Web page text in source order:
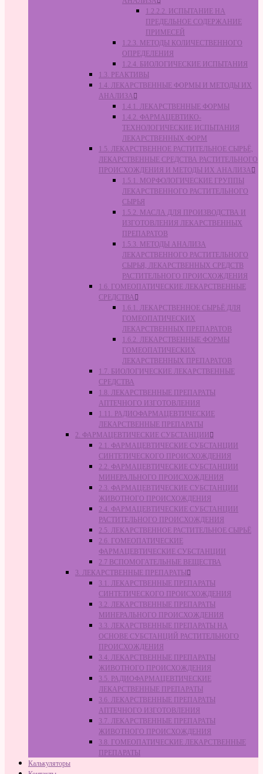
1.2.2.2. ИСПЫТАНИЕ НА
ПРЕДЕЛЬНОЕ СОДЕРЖАНИЕ
ПРИМЕСЕЙ
1.2.3. МЕТОДЫ КОЛИЧЕСТВЕННОГО
ОПРЕДЕЛЕНИЯ
1.2.4. БИОЛОГИЧЕСКИЕ ИСПЫТАНИЯ
1.3. РЕАКТИВЫ
1.4. ЛЕКАРСТВЕННЫЕ ФОРМЫ И МЕТОДЫ ИХ
АНАЛИЗА
1.4.1. ЛЕКАРСТВЕННЫЕ ФОРМЫ
1.4.2. ФАРМАЦЕВТИКО-
ТЕХНОЛОГИЧЕСКИЕ ИСПЫТАНИЯ
ЛЕКАРСТВЕННЫХ ФОРМ
1.5. ЛЕКАРСТВЕННОЕ РАСТИТЕЛЬНОЕ СЫРЬЁ,
ЛЕКАРСТВЕННЫЕ СРЕДСТВА РАСТИТЕЛЬНОГО
ПРОИСХОЖДЕНИЯ И МЕТОДЫ ИХ АНАЛИЗА
1.5.1. МОРФОЛОГИЧЕСКИЕ ГРУППЫ
ЛЕКАРСТВЕННОГО РАСТИТЕЛЬНОГО
СЫРЬЯ
1.5.2. МАСЛА ДЛЯ ПРОИЗВОДСТВА И
ИЗГОТОВЛЕНИЯ ЛЕКАРСТВЕННЫХ
ПРЕПАРАТОВ
1.5.3. МЕТОДЫ АНАЛИЗА
ЛЕКАРСТВЕННОГО РАСТИТЕЛЬНОГО
СЫРЬЯ, ЛЕКАРСТВЕННЫХ СРЕДСТВ
РАСТИТЕЛЬНОГО ПРОИСХОЖДЕНИЯ
1.6. ГОМЕОПАТИЧЕСКИЕ ЛЕКАРСТВЕННЫЕ
СРЕДСТВА
1.6.1. ЛЕКАРСТВЕННОЕ СЫРЬЁ ДЛЯ
ГОМЕОПАТИЧЕСКИХ
ЛЕКАРСТВЕННЫХ ПРЕПАРАТОВ
1.6.2. ЛЕКАРСТВЕННЫЕ ФОРМЫ
ГОМЕОПАТИЧЕСКИХ
ЛЕКАРСТВЕННЫХ ПРЕПАРАТОВ
1.7. БИОЛОГИЧЕСКИЕ ЛЕКАРСТВЕННЫЕ
СРЕДСТВА
1.8. ЛЕКАРСТВЕННЫЕ ПРЕПАРАТЫ
АПТЕЧНОГО ИЗГОТОВЛЕНИЯ
1.11. РАДИОФАРМАЦЕВТИЧЕСКИЕ
ЛЕКАРСТВЕННЫЕ ПРЕПАРАТЫ
2. ФАРМАЦЕВТИЧЕСКИЕ СУБСТАНЦИИ
2.1. ФАРМАЦЕВТИЧЕСКИЕ СУБСТАНЦИИ
СИНТЕТИЧЕСКОГО ПРОИСХОЖДЕНИЯ
2.2. ФАРМАЦЕВТИЧЕСКИЕ СУБСТАНЦИИ
МИНЕРАЛЬНОГО ПРОИСХОЖДЕНИЯ
2.3. ФАРМАЦЕВТИЧЕСКИЕ СУБСТАНЦИИ
ЖИВОТНОГО ПРОИСХОЖДЕНИЯ
2.4. ФАРМАЦЕВТИЧЕСКИЕ СУБСТАНЦИИ
РАСТИТЕЛЬНОГО ПРОИСХОЖДЕНИЯ
2.5. ЛЕКАРСТВЕННОЕ РАСТИТЕЛЬНОЕ СЫРЬЁ
2.6. ГОМЕОПАТИЧЕСКИЕ
ФАРМАЦЕВТИЧЕСКИЕ СУБСТАНЦИИ
2.7 ВСПОМОГАТЕЛЬНЫЕ ВЕЩЕСТВА
3. ЛЕКАРСТВЕННЫЕ ПРЕПАРАТЫ
3.1. ЛЕКАРСТВЕННЫЕ ПРЕПАРАТЫ
СИНТЕТИЧЕСКОГО ПРОИСХОЖДЕНИЯ
3.2. ЛЕКАРСТВЕННЫЕ ПРЕПАРАТЫ
МИНЕРАЛЬНОГО ПРОИСХОЖДЕНИЯ
3.3. ЛЕКАРСТВЕННЫЕ ПРЕПАРАТЫ НА
ОСНОВЕ СУБСТАНЦИЙ РАСТИТЕЛЬНОГО
ПРОИСХОЖДЕНИЯ
3.4. ЛЕКАРСТВЕННЫЕ ПРЕПАРАТЫ
ЖИВОТНОГО ПРОИСХОЖДЕНИЯ
3.5. РАДИОФАРМАЦЕВТИЧЕСКИЕ
ЛЕКАРСТВЕННЫЕ ПРЕПАРАТЫ
3.6. ЛЕКАРСТВЕННЫЕ ПРЕПАРАТЫ
АПТЕЧНОГО ИЗГОТОВЛЕНИЯ
3.7. ЛЕКАРСТВЕННЫЕ ПРЕПАРАТЫ
ЖИВОТНОГО ПРОИСХОЖДЕНИЯ
3.8. ГОМЕОПАТИЧЕСКИЕ ЛЕКАРСТВЕННЫЕ
ПРЕПАРАТЫ
Калькуляторы